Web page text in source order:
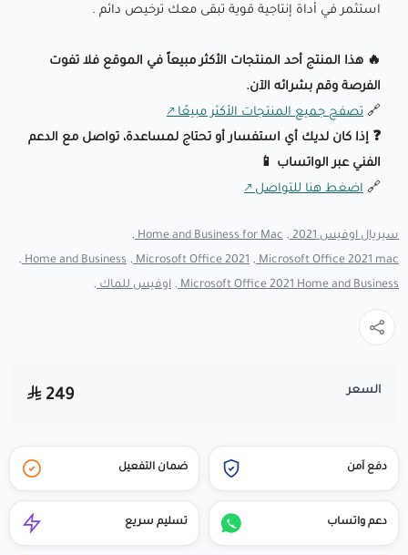
استثمر في أداة إنتاجية قوية تبقى معك ترخيص دائم .
🔥 هذا المنتج أحد المنتجات الأكثر مبيعاً في الموقع فلا تفوت
الفرصة وقم بشرائه الآن.
🔗 تصفح جميع المنتجات الأكثر مبيعًا
❓ إذا كان لديك أي استفسار أو تحتاج لمساعدة، تواصل مع الدعم
الفني عبر الواتساب 📱
🔗 اضغط هنا للتواصل
سيريال اوفيس 2021 ,
Home and Business for Mac ,
Microsoft Office 2021 mac ,
Microsoft Office 2021 ,
Home and Business ,
Microsoft Office 2021 Home and Business ,
اوفيس للماك ,
السعر 249
دفع آمن ضمان التفعيل
دعم واتساب تسليم سريع